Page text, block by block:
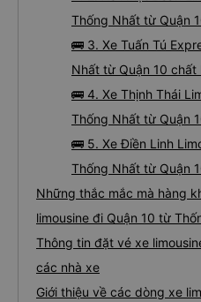
Thống Nhất từ Quận
🚌 3. Xe Tuấn Tú
Nhất từ Quận 10 chất
🚌 4. Xe Thịnh Thái
Thống Nhất từ Quận
🚌 5. Xe Điền Linh
Thống Nhất từ Quận
Những thắc mắc mà hàng
limousine đi Quận 10 từ
Thông tin đặt vé xe
các nhà xe
Giới thiệu về các dòng xe